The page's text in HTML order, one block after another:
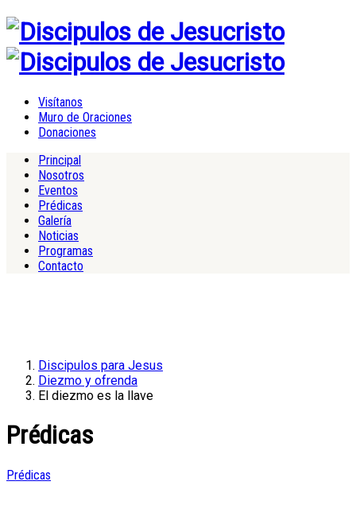
Visítanos
Muro de Oraciones
Donaciones
Principal
Nosotros
Eventos
Prédicas
Galería
Noticias
Programas
Contacto
Discipulos para Jesus
Diezmo y ofrenda
El diezmo es la llave
Prédicas
Prédicas